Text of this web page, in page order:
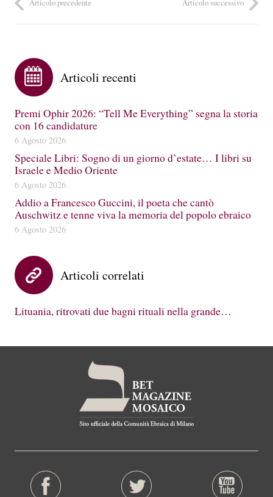
Articolo precedente Articolo successivo
Articoli recenti
Premi Ophir 2026: “Tell Me Everything” segna la storia
con 16 candidature
6 Agosto 2026
Speciale Libri: Sogno di un giorno d’estate… I libri su
Israele e Medio Oriente
6 Agosto 2026
Addio a Francesco Guccini, il poeta che cantò
Auschwitz e tenne viva la memoria del popolo ebraico
6 Agosto 2026
Articoli correlati
Lituania, ritrovati due bagni rituali nella grande…